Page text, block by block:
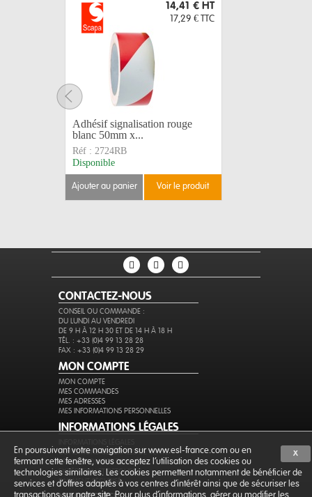
14,41 € HT
17,29 € TTC
Adhésif signalisation rouge
blanc 50mm x...
Réf : 2724RB
Disponible
ajouter au panier voir le produit
CONTACTEZ-NOUS
CONSEIL OU COMMANDE :
DU LUNDI AU VENDREDI
DE 9 H À 12 H 30 ET DE 14 H À 18 H
TÉL. : +33 (0)4 99 13 28 28
FAX : +33 (0)4 99 13 28 29
MON COMPTE
MON COMPTE
MES COMMANDES
MES ADRESSES
MES INFORMATIONS PERSONNELLES
INFORMATIONS LÉGALES
CONDITIONS GÉNÉRALES DE VENTE
PROTECTION DES DONNÉES
EXPÉDITION ET RETOURS
PAIEMENT SÉCURISÉ
X
En poursuivant votre navigation sur www.esl-france.com ou en
fermant cette fenêtre, vous acceptez l’utilisation des cookies ou
technologies similaires. Les cookies permettent notamment de bénéficier de
services et d'offres adaptés à vos centres d'intérêt ainsi que de sécuriser les